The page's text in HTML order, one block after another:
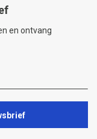
en ontvang